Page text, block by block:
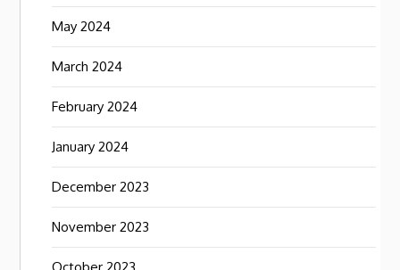
May 2024
March 2024
February 2024
January 2024
December 2023
November 2023